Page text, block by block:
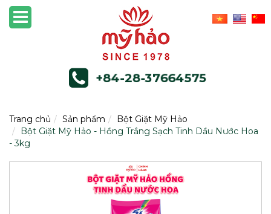
+84-28-37664575
Trang chủ Sản phẩm
Bột Giặt Mỹ Hảo
Bột Giặt Mỹ Hảo - Hồng Trắng Sạch Tinh Dầu Nước Hoa
- 3kg